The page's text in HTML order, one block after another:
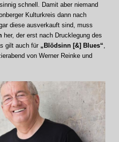
schnell. Damit aber niemand
Kulturkreis dann nach
diese ausverkauft sind, muss
her, der erst nach Drucklegung des
gilt auch für „Blödsinn [&] Blues“
von Werner Reinke und